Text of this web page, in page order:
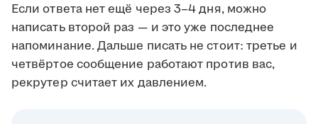
Если ответа нет ещё через 3–4 дня, можно
написать второй раз — и это уже последнее
напоминание. Дальше писать не стоит: третье и
четвёртое сообщение работают против вас,
рекрутер считает их давлением.